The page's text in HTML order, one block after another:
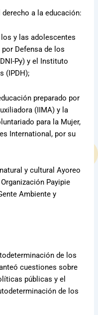
derecho a la educación:
y las adolescentes
Defensa de los
Py) y el Instituto
(IPDH);
preparado por
(IIMA) y la
para la Mujer,
International, por su
y cultural Ayoreo
Payipie
Ambiente y
de los
cuestiones sobre
públicas y el
de los